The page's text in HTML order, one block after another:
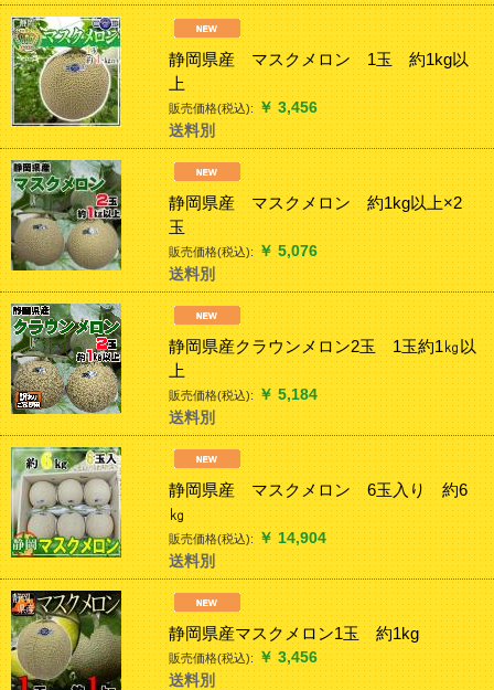
静岡県産 マスクメロン 1玉 約1kg以
上
販売価格(税込): ￥3,456
送料別
静岡県産 マスクメロン 約1kg以上×2
玉
販売価格(税込): ￥5,076
送料別
静岡県産クラウンメロン2玉 1玉約1㎏以
上
販売価格(税込): ￥5,184
送料別
静岡県産 マスクメロン 6玉入り 約6
㎏
販売価格(税込): ￥14,904
送料別
静岡県産マスクメロン1玉 約1kg
販売価格(税込): ￥3,456
送料別